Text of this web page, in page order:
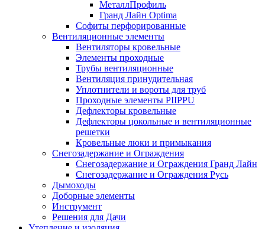
МеталлПрофиль
Гранд Лайн Optima
Софиты перфорированные
Вентиляционные элементы
Вентиляторы кровельные
Элементы проходные
Трубы вентиляционные
Вентиляция принудительная
Уплотнители и вороты для труб
Проходные элементы PIIPPU
Дефлекторы кровельные
Дефлекторы цокольные и вентиляционные
решетки
Кровельные люки и примыкания
Снегозадержание и Ограждения
Снегозадержание и Ограждения Гранд Лайн
Снегозадержание и Ограждения Русь
Дымоходы
Доборные элементы
Инструмент
Решения для Дачи